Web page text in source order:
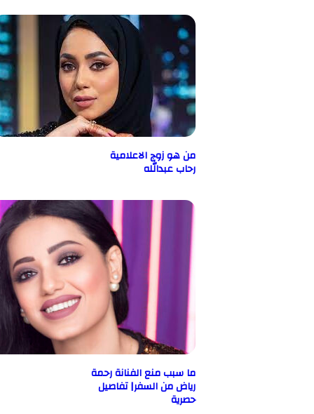
من هو زوج الاعلامية
رحاب عبدالله
ما سبب منع الفنانة رحمة
رياض من السفر| تفاصيل